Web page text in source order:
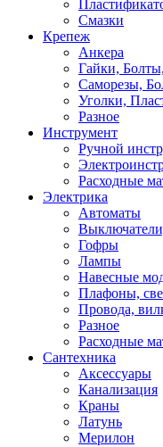
Смазки
Крепеж
Анкера
Гайки,
Саморезы,
Уголки,
Разное
Инструмент
Ручной
Расходные
Электрика
Автоматы
Гофры
Лампы
Навесные
Плафоны,
Провода,
Разное
Расходные
Сантехника
Аксессуары
Канализация
Краны
Латунь
Мерилон